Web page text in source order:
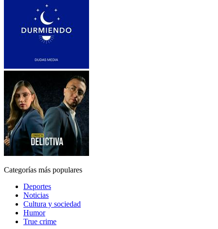
Categorías más populares
Deportes
Noticias
Cultura y sociedad
Humor
True crime